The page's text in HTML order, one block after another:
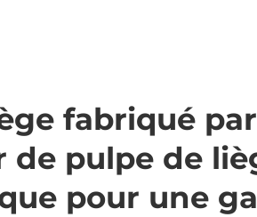
fabriqué
pulpe de
pour une